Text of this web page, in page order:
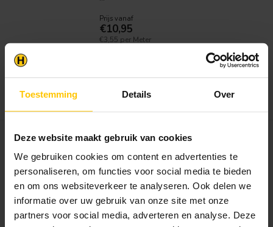
Toestemming Details Over
Deze website maakt gebruik van cookies
We gebruiken cookies om content en advertenties te
personaliseren, om functies voor social media te bieden
en om ons websiteverkeer te analyseren. Ook delen we
informatie over uw gebruik van onze site met onze
partners voor social media, adverteren en analyse. Deze
Prijs vanaf
€10,95
€3,55 per Meter
Op voorraad in webshop
VAN GELDER HOUT
Douglas Sponningplank
18x190mm Onbehandeld
Dikte:
1.8 cm
Breedte
Werkende
Breedte:
17.5 cm
Lengte